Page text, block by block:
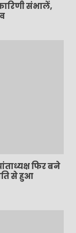
संभालें,
फिर बने
से हुआ